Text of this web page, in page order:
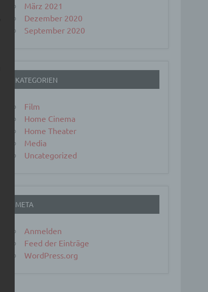
März 2021
Dezember 2020
September 2020
KATEGORIEN
Film
Home Cinema
Home Theater
Media
Uncategorized
META
Anmelden
Feed der Einträge
WordPress.org